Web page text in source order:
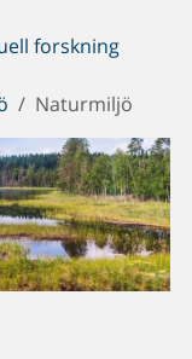
forskning
Naturmiljö